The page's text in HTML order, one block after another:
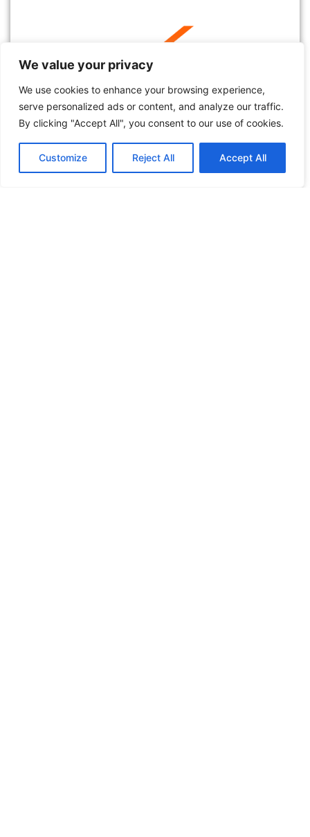
We value your privacy
We use cookies to enhance your browsing experience,
serve personalized ads or content, and analyze our traffic.
By clicking "Accept All", you consent to our use of cookies.
Customize Reject All Accept All